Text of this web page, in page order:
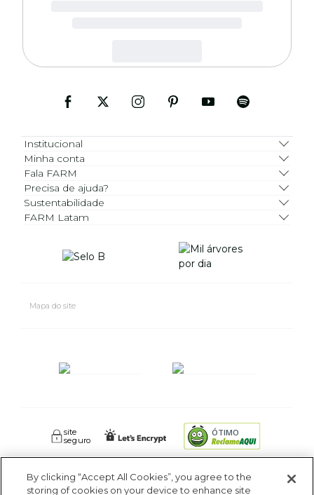
Institucional
Minha conta
Fala FARM
Precisa de ajuda?
Sustentabilidade
FARM Latam
FARM RIO CIDADE MARAVILHOSA INDUSTRIA E COMERCIO DE
Mapa do site
site
seguro
ÓTIMO
By clicking “Accept All Cookies”, you agree to the
storing of cookies on your device to enhance site